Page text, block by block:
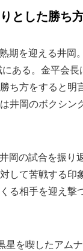
とした勝ち
期を迎える井岡
ある。金平会長
ち方をすると明
井岡のボクシン
岡の試合を振り
して苦戦する印
る相手を迎え撃
を喫したアム